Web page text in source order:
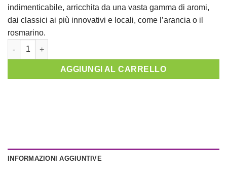
indimenticabile, arricchita da una vasta gamma di aromi,
dai classici ai più innovativi e locali, come l’arancia o il
rosmarino.
AGGIUNGI AL CARRELLO
Alternative:
INFORMAZIONI AGGIUNTIVE